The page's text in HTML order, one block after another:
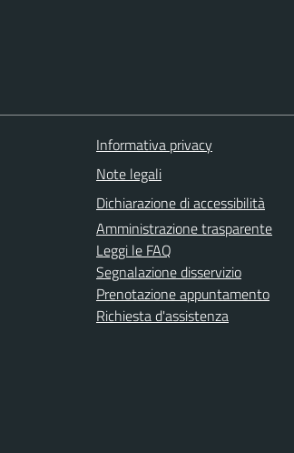
Informativa privacy
Note legali
Dichiarazione di accessibilità
Amministrazione trasparente
Leggi le FAQ
Segnalazione disservizio
Prenotazione appuntamento
Richiesta d'assistenza